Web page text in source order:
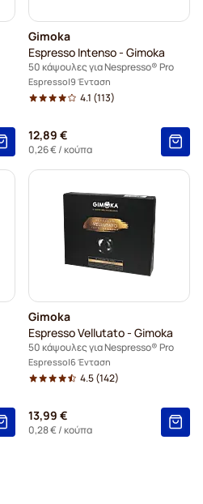
Gimoka
Espresso Intenso - Gimoka
50 κάψουλες για Nespresso® Pro
Espresso 9 Ένταση
4.1 (113)
12,89 €
0,26 €/ κούπα
Gimoka
Espresso Vellutato - Gimoka
50 κάψουλες για Nespresso® Pro
Espresso 6 Ένταση
4.5(142)
13,99 €
0,28 €/ κούπα